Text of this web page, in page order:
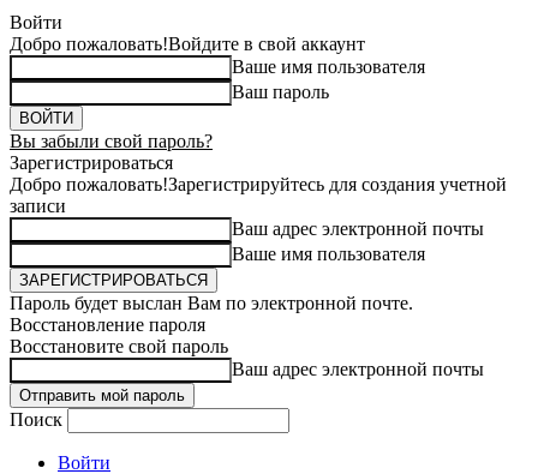
Войти
Добро пожаловать!Войдите в свой аккаунт
Ваше имя пользователя
Ваш пароль
Вы забыли свой пароль?
Зарегистрироваться
Добро пожаловать!Зарегистрируйтесь для создания учетной
записи
Ваш адрес электронной почты
Ваше имя пользователя
Пароль будет выслан Вам по электронной почте.
Восстановление пароля
Восстановите свой пароль
Ваш адрес электронной почты
Поиск
Войти